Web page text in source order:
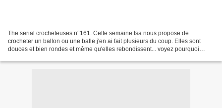
The serial crocheteuses n°161. Cette semaine Isa nous propose de
crocheter un ballon ou une balle j'en ai fait plusieurs du coup. Elles sont
douces et bien rondes et même qu'elles rebondissent... voyez pourquoi